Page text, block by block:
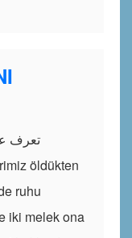
öldükten
ruhu
iki melek ona